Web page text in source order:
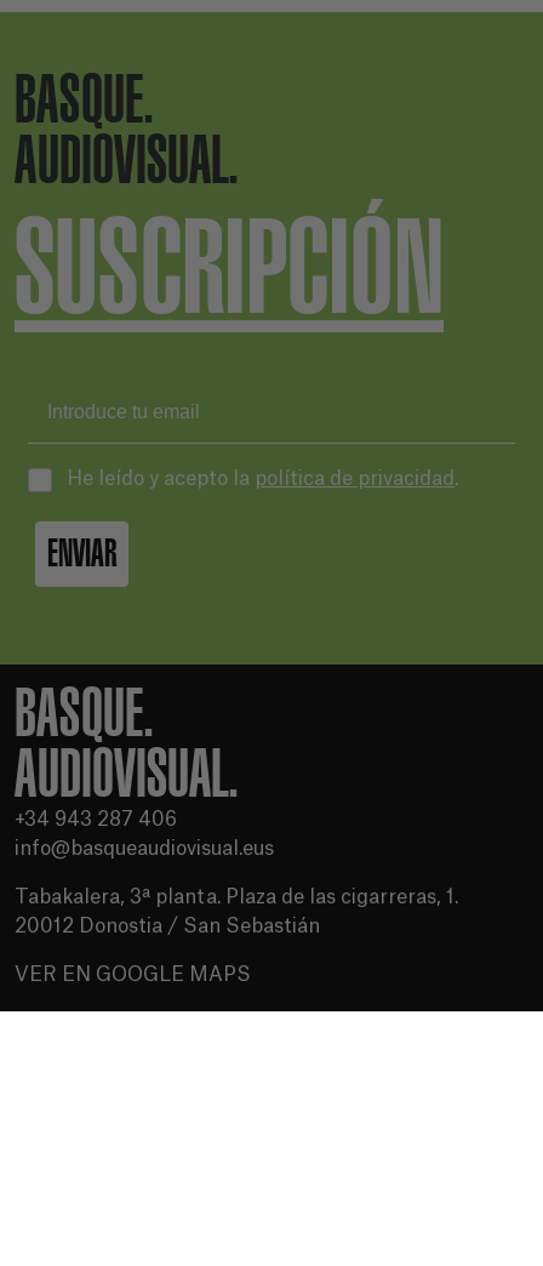
BASQUE.
AUDIOVISUAL.
SUSCRIPCIÓN
He leído y acepto la política de privacidad .
ENVIAR
BASQUE.
AUDIOVISUAL.
+34 943 287 406
info@basqueaudiovisual.eus
Tabakalera, 3ª planta. Plaza de las cigarreras, 1.
20012 Donostia / San Sebastián
VER EN GOOGLE MAPS